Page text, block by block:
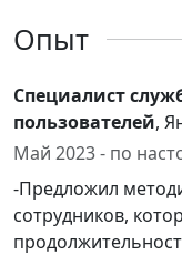
Опыт
Специалист
пользователей,
Май 2023 - по
-Предложил
сотрудников,